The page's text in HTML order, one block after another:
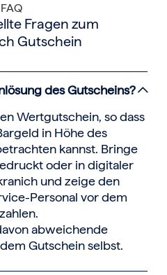
FAQ
Fragen zum
Gutschein
des Gutscheins?
Wertgutschein, so dass
in Höhe des
kannst. Bringe
oder in digitaler
und zeige den
Personal vor dem
abweichende
Gutschein selbst.